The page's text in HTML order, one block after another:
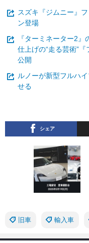
スズキ『ジムニー』
ン登場
『ターミネーター2
仕上げの“走る芸術”
公開
ルノーが新型フルハ
せる
シェア
旧車 輸入車